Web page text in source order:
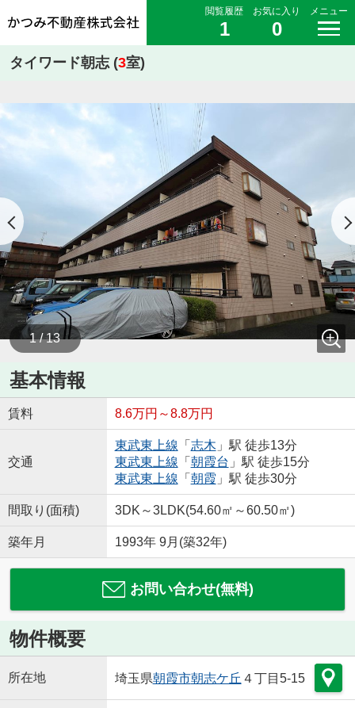
閲覧履歴
1
お気に入り
0
メニュー
タイワード朝志 (3室)
1 / 13
基本情報
賃料 8.6万円～8.8万円
交通
東武東上線 「 志木 」駅 徒歩13分
東武東上線 「 朝霞台 」駅 徒歩15分
東武東上線 「 朝霞 」駅 徒歩30分
間取り(面積) 3DK～3LDK(54.60㎡～60.50㎡)
築年月 1993年 9月(築32年)
お問い合わせ(無料)
物件概要
所在地 埼玉県朝霞市朝志ケ丘 ４丁目5-15